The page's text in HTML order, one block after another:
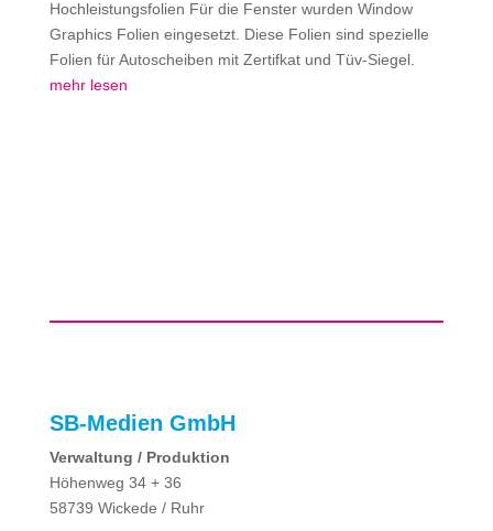
Hochleistungsfolien Für die Fenster wurden Window
Graphics Folien eingesetzt. Diese Folien sind spezielle
Folien für Autoscheiben mit Zertifkat und Tüv-Siegel.
mehr lesen
SB-Medien GmbH
Verwaltung / Produktion
Höhenweg 34 + 36
58739 Wickede / Ruhr